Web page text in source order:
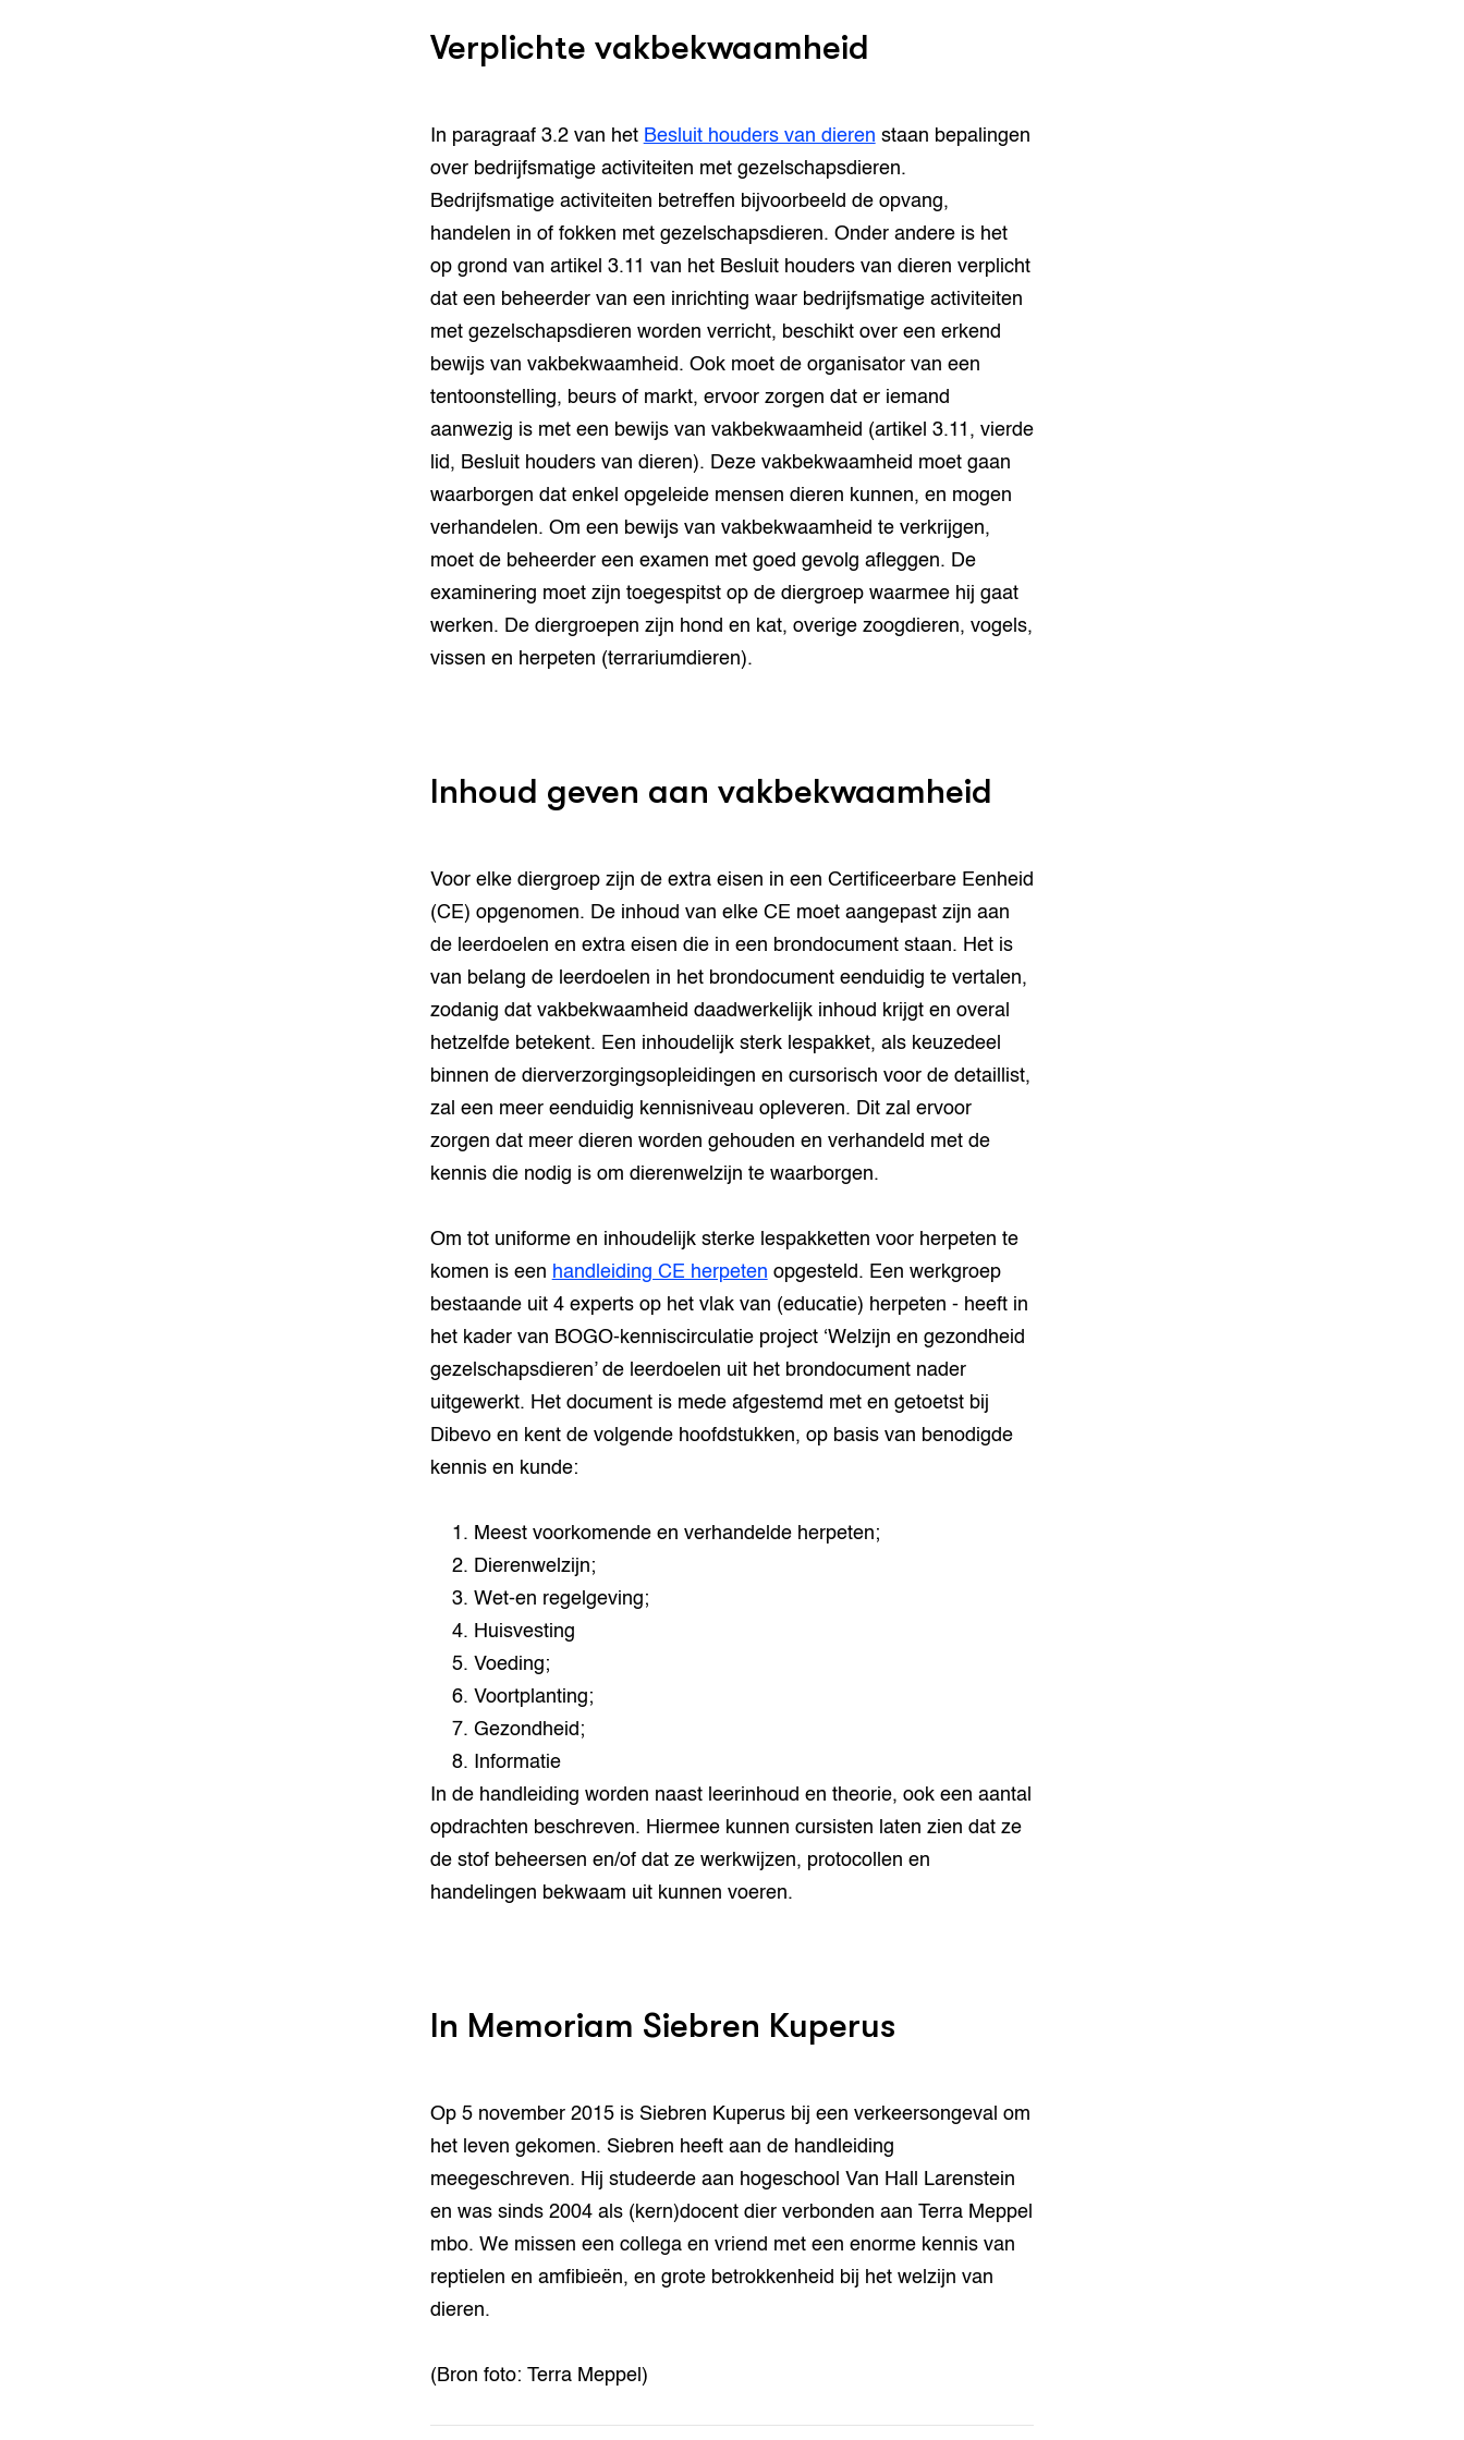
Verplichte vakbekwaamheid
In paragraaf 3.2 van het Besluit houders van dieren staan bepalingen
over bedrijfsmatige activiteiten met gezelschapsdieren.
Bedrijfsmatige activiteiten betreffen bijvoorbeeld de opvang,
handelen in of fokken met gezelschapsdieren. Onder andere is het
op grond van artikel 3.11 van het Besluit houders van dieren verplicht
dat een beheerder van een inrichting waar bedrijfsmatige activiteiten
met gezelschapsdieren worden verricht, beschikt over een erkend
bewijs van vakbekwaamheid. Ook moet de organisator van een
tentoonstelling, beurs of markt, ervoor zorgen dat er iemand
aanwezig is met een bewijs van vakbekwaamheid (artikel 3.11, vierde
lid, Besluit houders van dieren). Deze vakbekwaamheid moet gaan
waarborgen dat enkel opgeleide mensen dieren kunnen, en mogen
verhandelen. Om een bewijs van vakbekwaamheid te verkrijgen,
moet de beheerder een examen met goed gevolg afleggen. De
examinering moet zijn toegespitst op de diergroep waarmee hij gaat
werken. De diergroepen zijn hond en kat, overige zoogdieren, vogels,
vissen en herpeten (terrariumdieren).
Inhoud geven aan vakbekwaamheid
Voor elke diergroep zijn de extra eisen in een Certificeerbare Eenheid
(CE) opgenomen. De inhoud van elke CE moet aangepast zijn aan
de leerdoelen en extra eisen die in een brondocument staan. Het is
van belang de leerdoelen in het brondocument eenduidig te vertalen,
zodanig dat vakbekwaamheid daadwerkelijk inhoud krijgt en overal
hetzelfde betekent. Een inhoudelijk sterk lespakket, als keuzedeel
binnen de dierverzorgingsopleidingen en cursorisch voor de detaillist,
zal een meer eenduidig kennisniveau opleveren. Dit zal ervoor
zorgen dat meer dieren worden gehouden en verhandeld met de
kennis die nodig is om dierenwelzijn te waarborgen.
Om tot uniforme en inhoudelijk sterke lespakketten voor herpeten te
komen is een handleiding CE herpeten opgesteld. Een werkgroep
bestaande uit 4 experts op het vlak van (educatie) herpeten - heeft in
het kader van BOGO-kenniscirculatie project ‘Welzijn en gezondheid
gezelschapsdieren’ de leerdoelen uit het brondocument nader
uitgewerkt. Het document is mede afgestemd met en getoetst bij
Dibevo en kent de volgende hoofdstukken, op basis van benodigde
kennis en kunde:
Meest voorkomende en verhandelde herpeten;
Dierenwelzijn;
Wet-en regelgeving;
Huisvesting
Voeding;
Voortplanting;
Gezondheid;
Informatie
In de handleiding worden naast leerinhoud en theorie, ook een aantal
opdrachten beschreven. Hiermee kunnen cursisten laten zien dat ze
de stof beheersen en/of dat ze werkwijzen, protocollen en
handelingen bekwaam uit kunnen voeren.
In Memoriam Siebren Kuperus
Op 5 november 2015 is Siebren Kuperus bij een verkeersongeval om
het leven gekomen. Siebren heeft aan de handleiding
meegeschreven. Hij studeerde aan hogeschool Van Hall Larenstein
en was sinds 2004 als (kern)docent dier verbonden aan Terra Meppel
mbo. We missen een collega en vriend met een enorme kennis van
reptielen en amfibieën, en grote betrokkenheid bij het welzijn van
dieren.
(Bron foto: Terra Meppel)